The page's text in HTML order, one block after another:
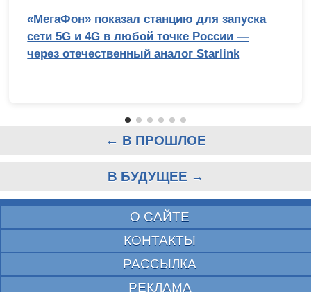
«МегаФон» показал станцию для запуска
сети 5G и 4G в любой точке России —
через отечественный аналог Starlink
← В ПРОШЛОЕ
В БУДУЩЕЕ →
О САЙТЕ
КОНТАКТЫ
РАССЫЛКА
РЕКЛАМА